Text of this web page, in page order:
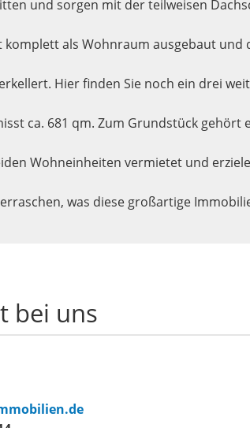
und sorgen mit der teilweisen
komplett als Wohnraum ausgebaut
Hier finden Sie noch ein drei
ca. 681 qm. Zum Grundstück
Wohneinheiten vermietet und
was diese großartige
bei uns